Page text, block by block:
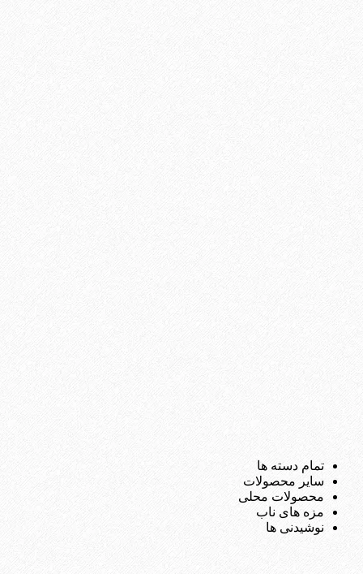
تمام دسته ها
سایر محصولات
محصولات محلی
مزه های ناب
نوشیدنی ها